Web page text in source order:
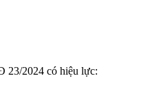
23/2024 có hiệu lực: